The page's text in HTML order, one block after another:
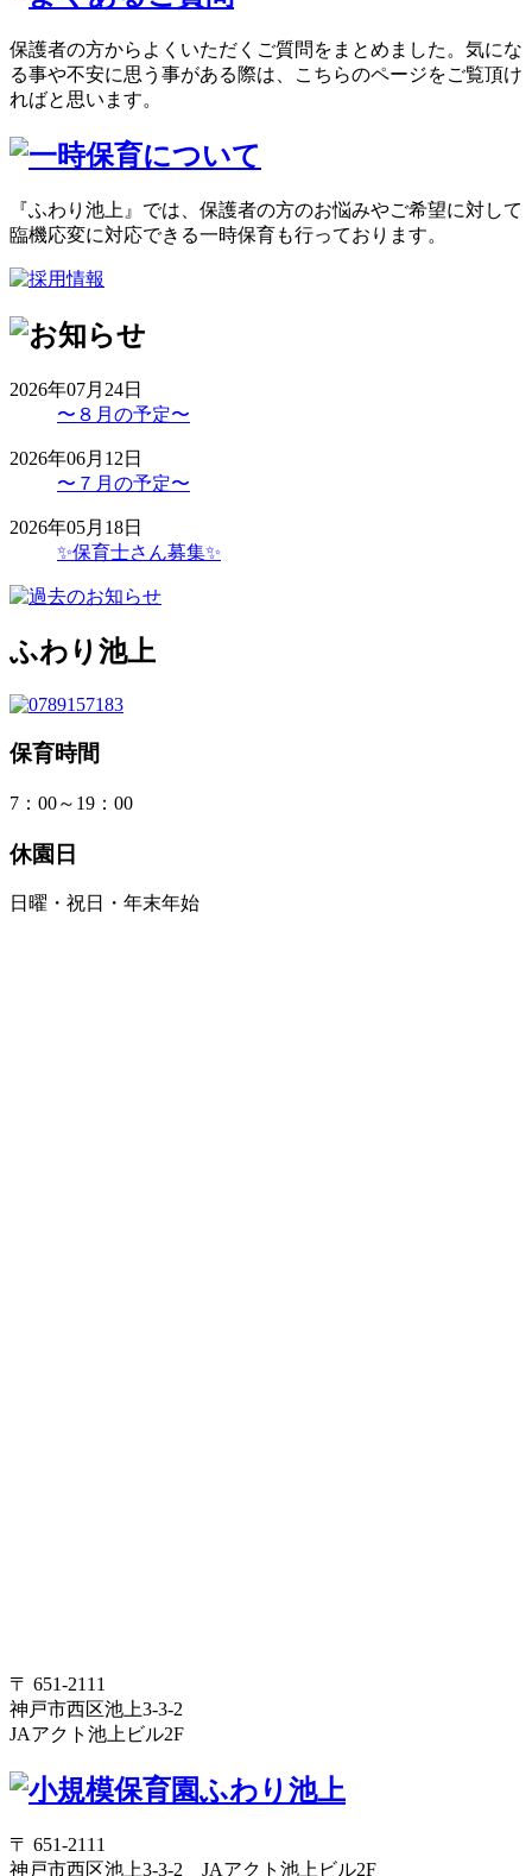
保護者の方からよくいただくご質問をまとめました。気にな
る事や不安に思う事がある際は、こちらのページをご覧頂け
ればと思います。
『ふわり池上』では、保護者の方のお悩みやご希望に対して
臨機応変に対応できる一時保育も行っております。
2026年07月24日
〜８月の予定〜
2026年06月12日
〜７月の予定〜
2026年05月18日
✨保育士さん募集✨
ふわり池上
保育時間
7：00～19：00
休園日
日曜・祝日・年末年始
〒 651-2111
神戸市西区池上3-3-2
JAアクト池上ビル2F
〒 651-2111
神戸市西区池上3-3-2 JAアクト池上ビル2F